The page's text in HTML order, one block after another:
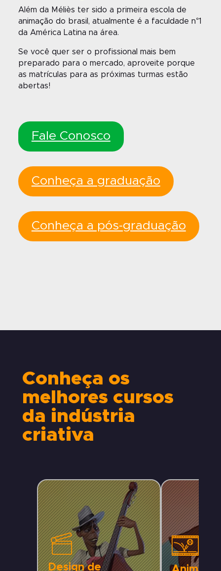
Além da Méliès ter sido a primeira escola de
animação do brasil, atualmente é a faculdade n°1
da América Latina na área.
Se você quer ser o profissional mais bem
preparado para o mercado, aproveite porque
as matrículas para as próximas turmas estão
abertas!
Fale Conosco
Conheça a graduação
Conheça a pós-graduação
Conheça os
melhores cursos
da indústria
criativa
Design de